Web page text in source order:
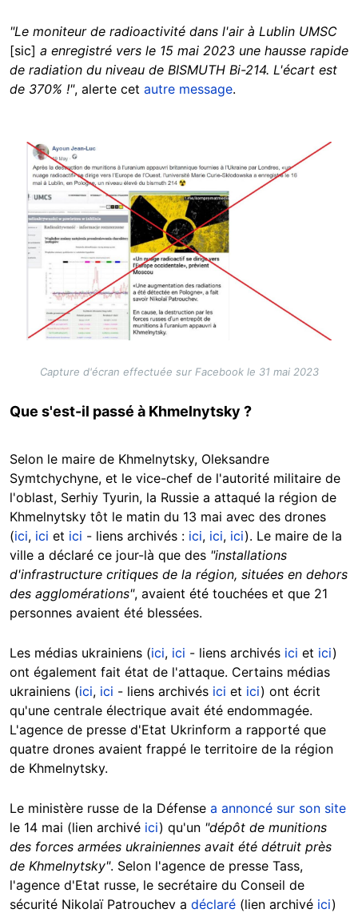
"Le moniteur de radioactivité dans l'air à Lublin UMSC
[sic] a enregistré vers le 15 mai 2023 une hausse rapide
de radiation du niveau de BISMUTH Bi-214. L'écart est
de 370% !", alerte cet autre message.
Image
Capture d'écran effectuée sur Facebook le 31 mai 2023
Que s'est-il passé à Khmelnytsky ?
Selon le maire de Khmelnytsky, Oleksandre
Symtchychyne, et le vice-chef de l'autorité militaire de
l'oblast, Serhiy Tyurin, la Russie a attaqué la région de
Khmelnytsky tôt le matin du 13 mai avec des drones
(ici, ici et ici - liens archivés : ici, ici, ici). Le maire de la
ville a déclaré ce jour-là que des "installations
d'infrastructure critiques de la région, situées en dehors
des agglomérations", avaient été touchées et que 21
personnes avaient été blessées.
Les médias ukrainiens (ici, ici - liens archivés ici et ici)
ont également fait état de l'attaque. Certains médias
ukrainiens (ici, ici - liens archivés ici et ici) ont écrit
qu'une centrale électrique avait été endommagée.
L'agence de presse d'Etat Ukrinform a rapporté que
quatre drones avaient frappé le territoire de la région
de Khmelnytsky.
Le ministère russe de la Défense a annoncé sur son site
le 14 mai (lien archivé ici) qu'un "dépôt de munitions
des forces armées ukrainiennes avait été détruit près
de Khmelnytsky". Selon l'agence de presse Tass,
l'agence d'Etat russe, le secrétaire du Conseil de
sécurité Nikolaï Patrouchev a déclaré (lien archivé ici)